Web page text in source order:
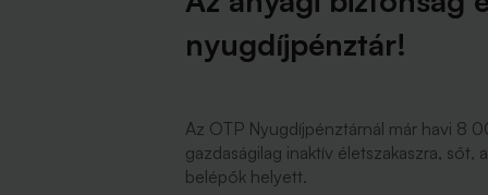
nyugdíjpénztár!
Az OTP Nyugdíjpénztárnál már havi 8
gazdaságilag inaktív életszakaszra,
belépők helyett.